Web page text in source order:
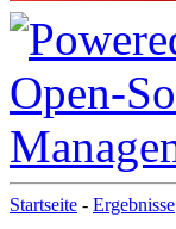
Startseite - Ergebnisse